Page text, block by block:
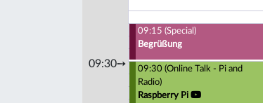
09:30➙
09:15 (Special)
Begrüßung
09:30 (Online Talk - Pi and
Radio)
Raspberry Pi